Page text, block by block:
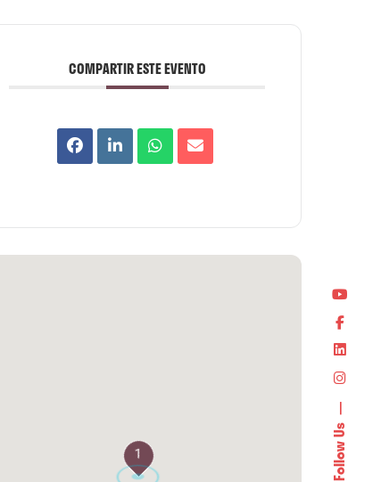
Follow Us
COMPARTIR ESTE EVENTO
1